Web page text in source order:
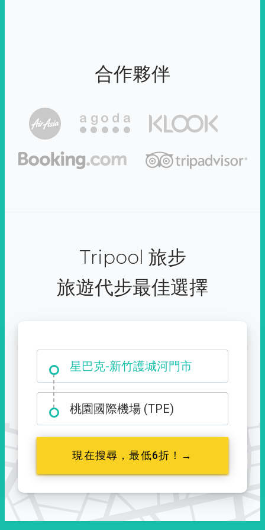
合作夥伴
Tripool 旅步
旅遊代步最佳選擇
星巴克-新竹護城河門市
大霸尖山登山口
桃園國際機場 (TPE)
現在搜尋，最低6折！→